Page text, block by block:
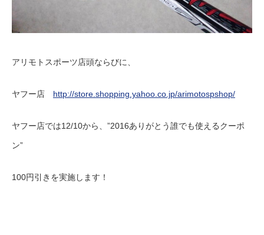
アリモトスポーツ店頭ならびに、
ヤフー店 http://store.shopping.yahoo.co.jp/arimotospshop/
ヤフー店では12/10から、”2016ありがとう誰でも使えるクーポ
ン”
100円引きを実施します！